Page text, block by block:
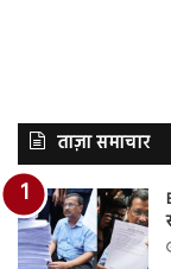
ताज़ा समाचार